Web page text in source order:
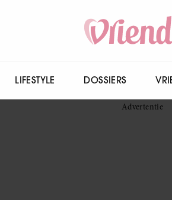
LIFESTYLE DOSSIERS